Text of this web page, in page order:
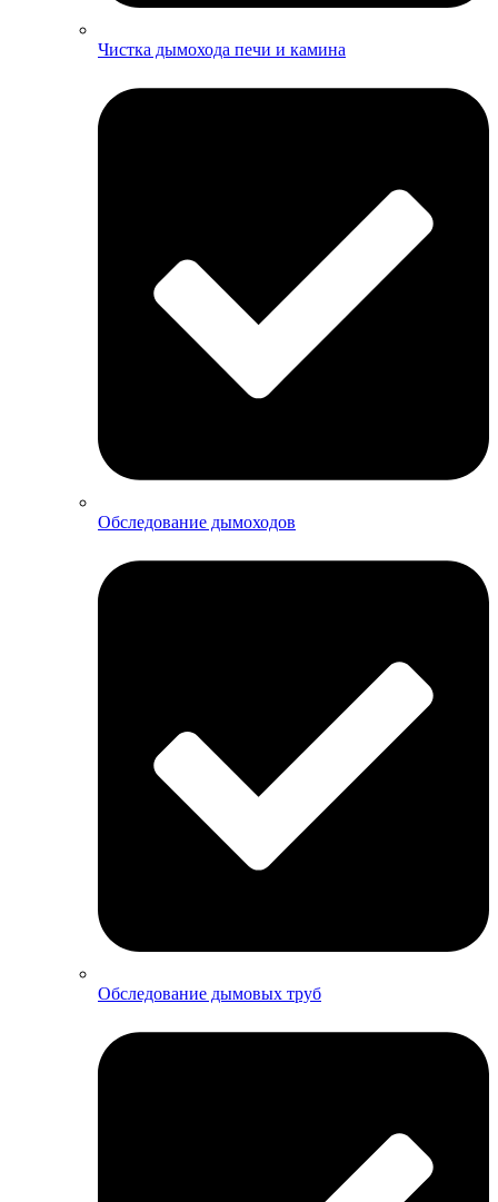
Чистка дымохода печи и камина
Обследование дымоходов
Обследование дымовых труб